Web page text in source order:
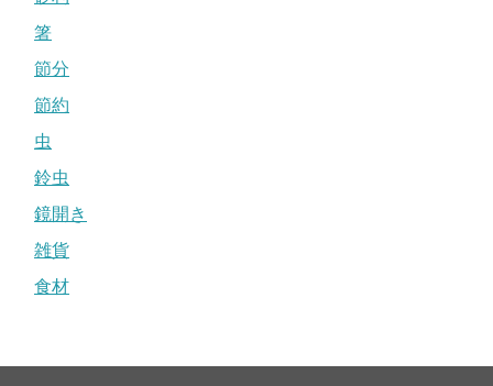
箸
節分
節約
虫
鈴虫
鏡開き
雑貨
食材